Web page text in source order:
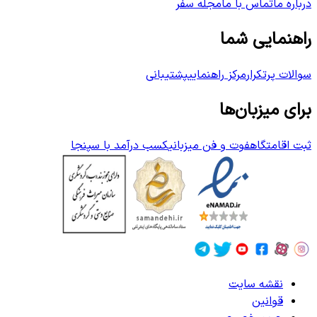
درباره ماتماس با مامجله سفر
راهنمایی شما
سوالات پرتکرارمرکز راهنماییپشتیبانی
برای میزبان‌ها
ثبت اقامتگاهفوت و فن میزبانیکسب درآمد با سپنجا
نقشه سایت
قوانین